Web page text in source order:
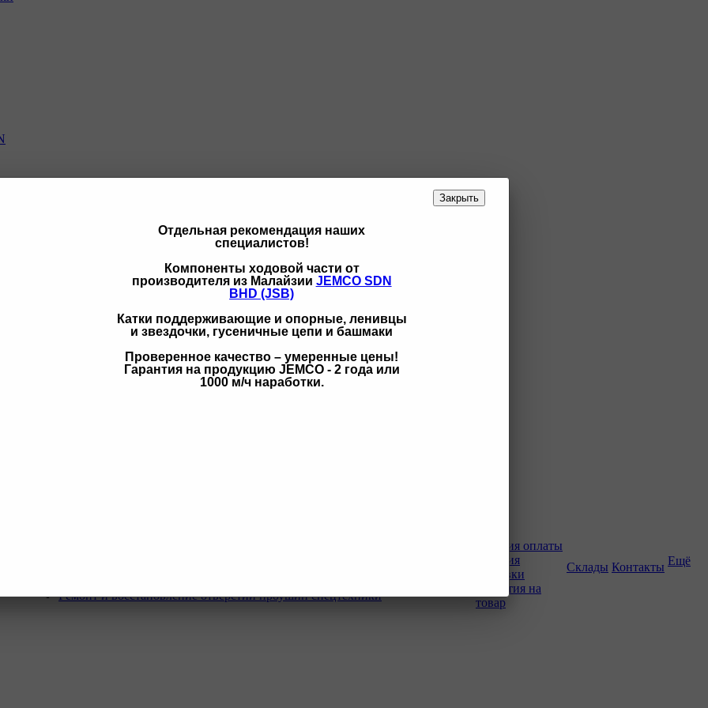
Закрыть
Отдельная рекомендация наших
специалистов!
Компоненты ходовой части от
производителя из Малайзии JEMCO SDN
BHD (JSB)
Катки поддерживающие и опорные, ленивцы
и звездочки, гусеничные цепи и башмаки
Проверенное качество – умеренные цены!
Гарантия на продукцию JEMCO - 2 года или
1000 м/ч наработки.
Ремонт и восстановление отверстий проушин спецтехники
Условия оплаты
Условия
доставки
Гарантия на
товар
Склады Контакты Ещё